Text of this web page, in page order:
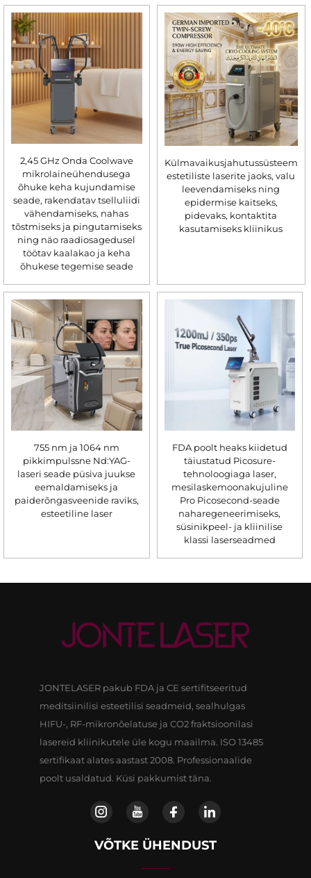
2,45 GHz Onda Coolwave
mikrolaineühendusega
õhuke keha kujundamise
seade, rakendatav tselluliidi
vähendamiseks, nahas
tõstmiseks ja pingutamiseks
ning näo raadiosagedusel
töötav kaalakao ja keha
õhukese tegemise seade
Külmavaikusjahutussüsteem
estetiliste laserite jaoks, valu
leevendamiseks ning
epidermise kaitseks,
pidevaks, kontaktita
kasutamiseks kliinikus
755 nm ja 1064 nm
pikkimpulssne Nd:YAG-
laseri seade püsiva juukse
eemaldamiseks ja
paiderõngasveenide raviks,
esteetiline laser
FDA poolt heaks kiidetud
täiustatud Picosure-
tehnoloogiaga laser,
mesilaskemoonakujuline
Pro Picosecond-seade
naharegeneerimiseks,
süsinikpeel- ja kliinilise
klassi laserseadmed
JONTELASER pakub FDA ja CE sertifitseeritud
meditsiinilisi esteetilisi seadmeid, sealhulgas
HIFU-, RF-mikronõelatuse ja CO2 fraktsioonilasi
lasereid kliinikutele üle kogu maailma. ISO 13485
sertifikaat alates aastast 2008. Professionaalide
poolt usaldatud. Küsi pakkumist täna.
VÕTKE ÜHENDUST